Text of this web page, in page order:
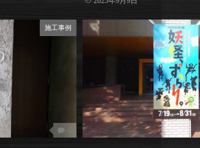
施工事例